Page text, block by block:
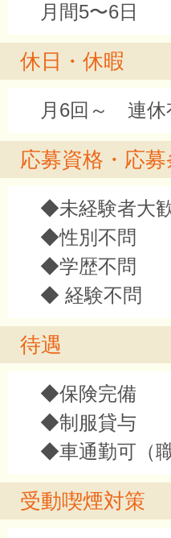
月間5〜6日
休日・休暇
月6回～ 連休
応募資格・応募
◆未経験者大
◆性別不問
◆学歴不問
◆ 経験不問
待遇
◆保険完備
◆制服貸与
◆車通勤可（
受動喫煙対策